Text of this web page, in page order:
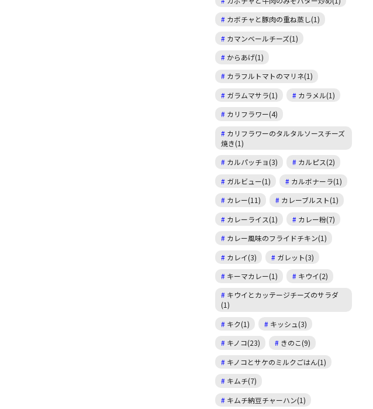
カボチャと豚肉の重ね蒸し(1)
カマンベールチーズ(1)
からあげ(1)
カラフルトマトのマリネ(1)
ガラムマサラ(1)
カラメル(1)
カリフラワー(4)
カリフラワーのタルタルソースチーズ
焼き(1)
カルパッチョ(3)
カルピス(2)
ガルビュー(1)
カルボナーラ(1)
カレー(11)
カレーブルスト(1)
カレーライス(1)
カレー粉(7)
カレー風味のフライドチキン(1)
カレイ(3)
ガレット(3)
キーマカレー(1)
キウイ(2)
キウイとカッテージチーズのサラダ
(1)
キク(1)
キッシュ(3)
キノコ(23)
きのこ(9)
キノコとサケのミルクごはん(1)
キムチ(7)
キムチ納豆チャーハン(1)